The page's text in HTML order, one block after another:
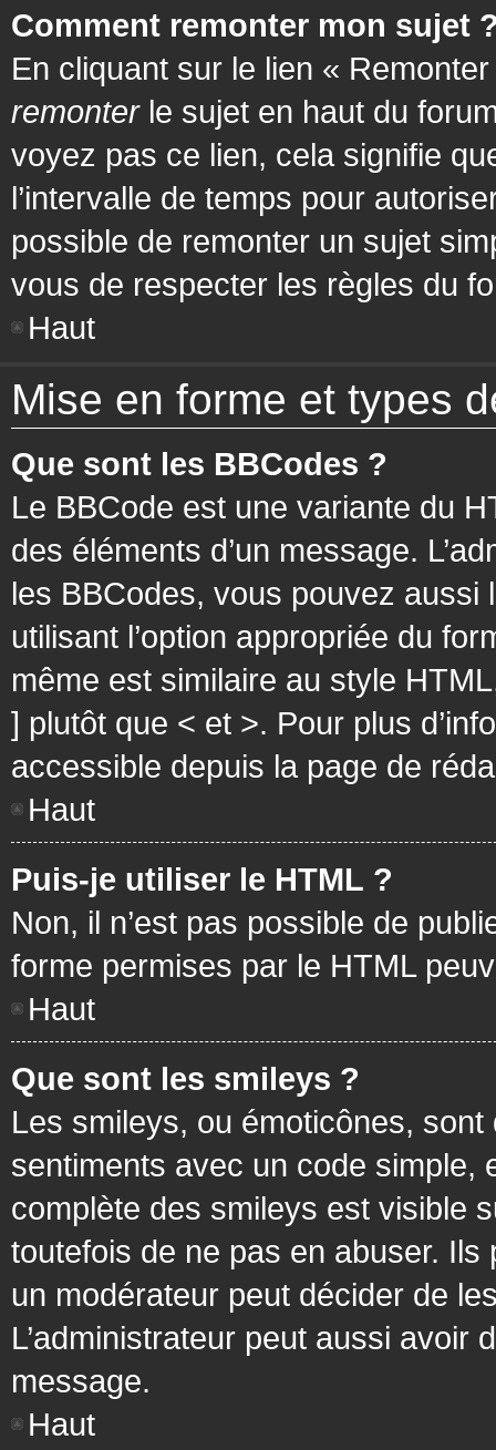
Comment remonter mon sujet
En cliquant sur le lien «
remonterle sujet en haut du
voyez pas ce lien, cela signifie
l’intervalle de temps pour
possible de remonter un sujet
vous de respecter les règles du
Haut
Mise en forme et types
Que sont les BBCodes ?
Le BBCode est une variante du
des éléments d’un message.
les BBCodes, vous pouvez
utilisant l’option appropriée du
même est similaire au style
] plutôt que < et >. Pour plus
accessible depuis la page de
Haut
Puis-je utiliser le HTML ?
Non, il n’est pas possible de
forme permises par le HTML
Haut
Que sont les smileys ?
Les smileys, ou émoticônes,
sentiments avec un code simple,
complète des smileys est visible
toutefois de ne pas en abuser.
un modérateur peut décider de
L’administrateur peut aussi avoir
message.
Haut